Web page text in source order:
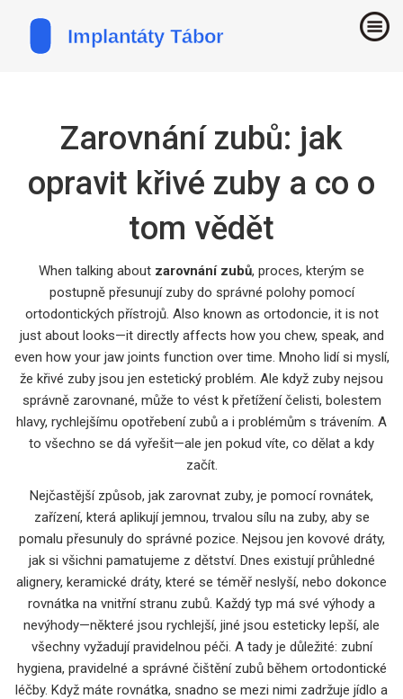
Zarovnání zubů: jak
opravit křivé zuby a co o
tom vědět
When talking about zarovnání zubů, proces, kterým se
postupně přesunují zuby do správné polohy pomocí
ortodontických přístrojů. Also known as ortodoncie, it is not
just about looks—it directly affects how you chew, speak, and
even how your jaw joints function over time. Mnoho lidí si myslí,
že křivé zuby jsou jen estetický problém. Ale když zuby nejsou
správně zarovnané, může to vést k přetížení čelisti, bolestem
hlavy, rychlejšímu opotřebení zubů a i problémům s trávením. A
to všechno se dá vyřešit—ale jen pokud víte, co dělat a kdy
začít.
Nejčastější způsob, jak zarovnat zuby, je pomocírovnátek,
zařízení, která aplikují jemnou, trvalou sílu na zuby, aby se
pomalu přesunuly do správné pozice. Nejsou jen kovové dráty,
jak si všichni pamatujeme z dětství. Dnes existují průhledné
alignery, keramické dráty, které se téměř neslyší, nebo dokonce
rovnátka na vnitřní stranu zubů. Každý typ má své výhody a
nevýhody—některé jsou rychlejší, jiné jsou esteticky lepší, ale
všechny vyžadují pravidelnou péči. A tady je důležité: zubní
hygiena, pravidelné a správné čištění zubů během ortodontické
léčby. Když máte rovnátka, snadno se mezi nimi zadržuje jídlo a